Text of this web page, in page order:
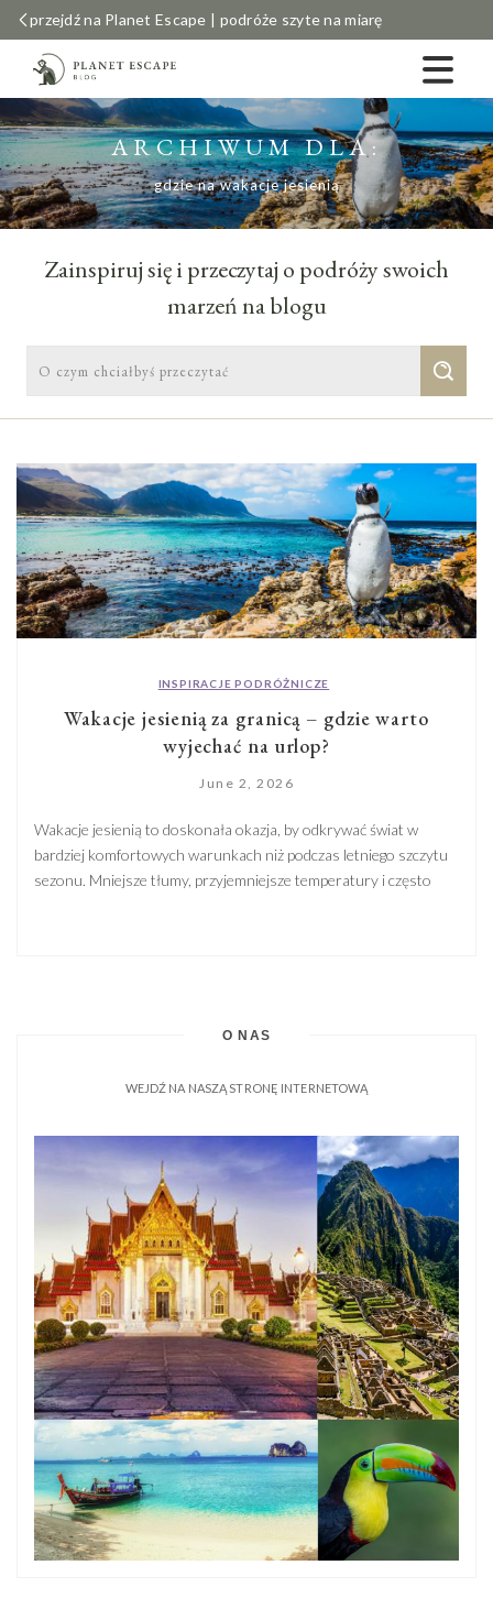
przejdź na Planet Escape | podróże szyte na miarę
ARCHIWUM DLA:
gdzie na wakacje jesienią
Zainspiruj się i przeczytaj o podróży swoich
marzeń na blogu
INSPIRACJE PODRÓŻNICZE
Wakacje jesienią za granicą – gdzie warto
wyjechać na urlop?
June 2, 2026
Wakacje jesienią to doskonała okazja, by odkrywać świat w
bardziej komfortowych warunkach niż podczas letniego szczytu
sezonu. Mniejsze tłumy, przyjemniejsze temperatury i często
O NAS
WEJDŹ NA NASZĄ STRONĘ INTERNETOWĄ